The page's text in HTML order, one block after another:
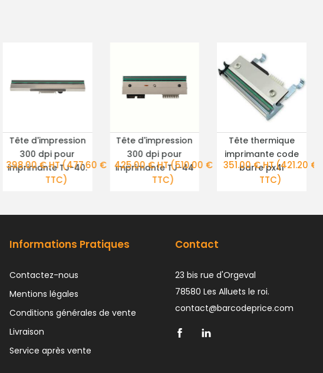
PLUS DE DÉTAILS
Tête d'impression
300 dpi pour
imprimante TJ-40.
398.00 € HT(477.60 €
TTC)
PLUS DE DÉTAILS
Tête d'impression
300 dpi pour
imprimante TJ-44
425.00 € HT(510.00 €
TTC)
PLUS DE DÉTAILS
Tête thermique
imprimante code
barre px4i
351.00 € HT(421.20 €
TTC)
Informations Pratiques
Contactez-nous
Mentions légales
Conditions générales de vente
Livraison
Service après vente
Contact
23 bis rue d'Orgeval
78580 Les Alluets le roi.
contact@barcodeprice.com